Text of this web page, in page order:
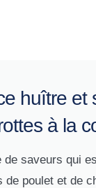
huître et
à la
de saveurs qui
de poulet et de